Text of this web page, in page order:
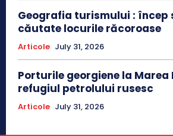
Geografia turismului : încep
căutate locurile răcoroase
Articole July 31, 2026
Porturile georgiene la Marea
refugiul petrolului rusesc
Articole July 31, 2026